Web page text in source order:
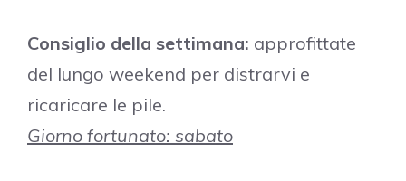
Consiglio della settimana: approfittate
del lungo weekend per distrarvi e
ricaricare le pile.
Giorno fortunato: sabato